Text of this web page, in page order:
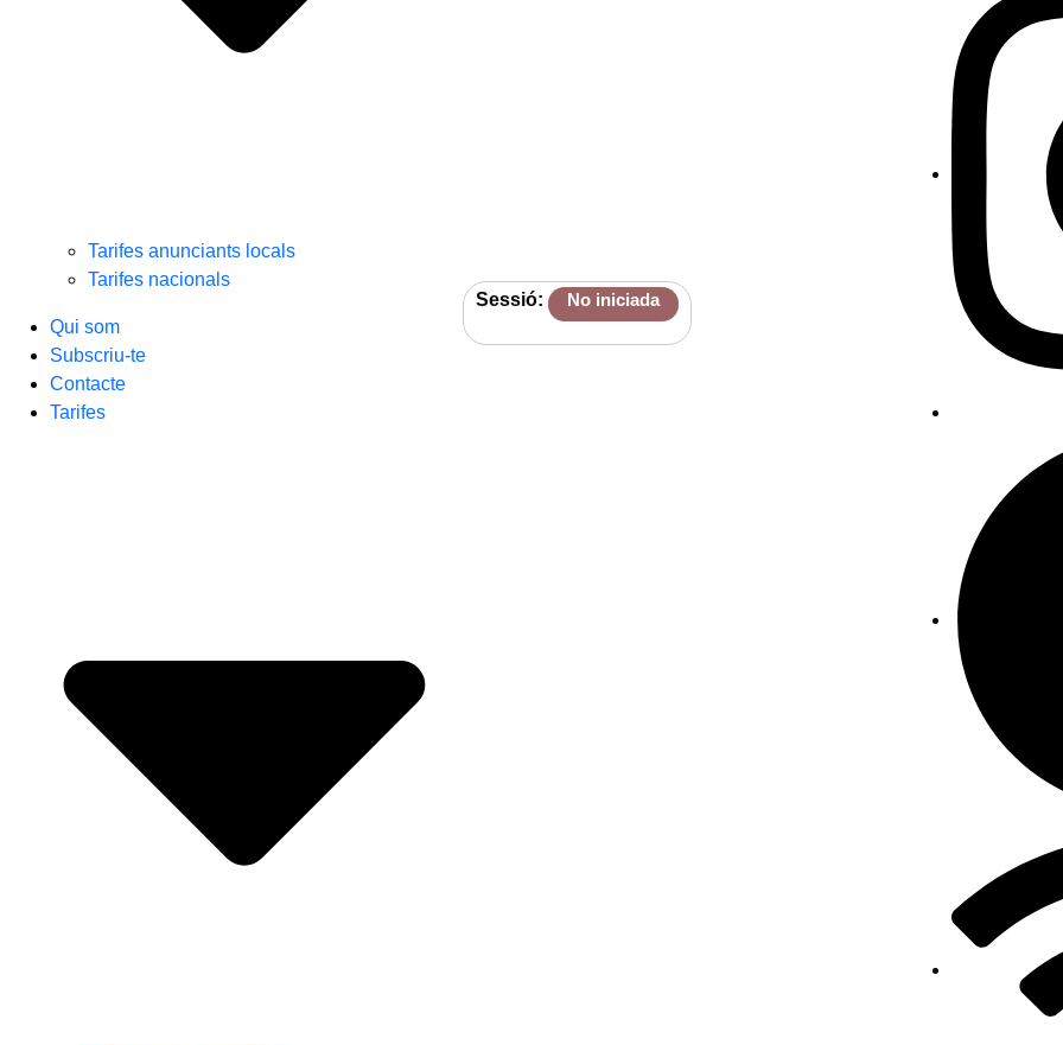
Tarifes anunciants locals
Tarifes nacionals
Qui som
Subscriu-te
Contacte
Tarifes
Sessió: No iniciada